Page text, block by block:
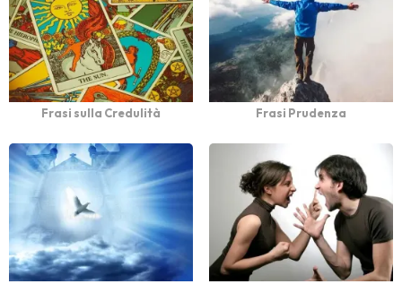
Frasi sulla Credulità Frasi Prudenza